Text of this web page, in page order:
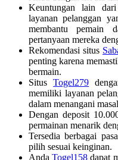
Keuntungan lain dari
layanan pelanggan
membantu pemain
pertanyaan mereka
Rekomendasi situs
penting karena
bermain.
SitusTogel279
memiliki layanan
dalam menangani
Dengan deposit
permainan menarik
Tersedia berbagai
pilih sesuai keinginan.
AndaTogel158 dapat